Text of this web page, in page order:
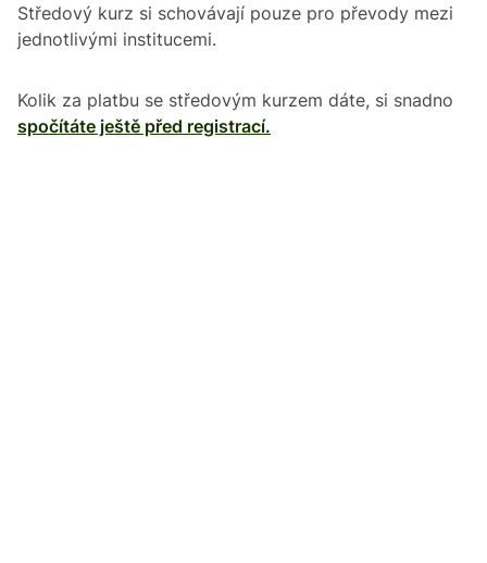
Středový kurz si schovávají pouze pro převody mezi
jednotlivými institucemi.
Kolik za platbu se středovým kurzem dáte, si snadno
spočítáte ještě před registrací.